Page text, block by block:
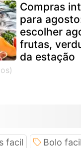
Compras
para
escolher
frutas,
da estação
facil Bolo facil